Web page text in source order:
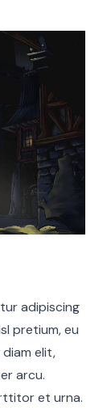
adipiscing
pretium, eu
elit,
arcu.
et urna.